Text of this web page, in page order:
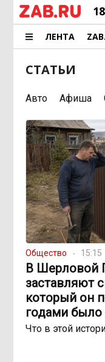
ЛЕНТА
СТАТЬИ
Авто Афиша
Общество 15:15
В Шерловой
заставляют
который он
годами было
Что в этой